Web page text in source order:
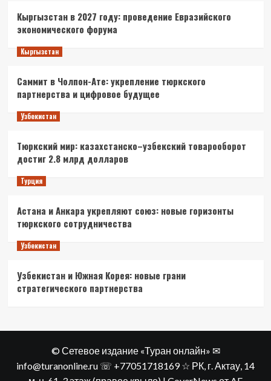
Кыргызстан в 2027 году: проведение Евразийского
экономического форума
Кыргызстан
Саммит в Чолпон-Ате: укрепление тюркского
партнерства и цифровое будущее
Узбекистан
Тюркский мир: казахстанско–узбекский товарооборот
достиг 2.8 млрд долларов
Турция
Астана и Анкара укрепляют союз: новые горизонты
тюркского сотрудничества
Узбекистан
Узбекистан и Южная Корея: новые грани
стратегического партнерства
© Сетевое издание «Туран онлайн» ✉
info@turanonline.ru ☏ +77051718169 ☆ РК, г. Актау​, 14